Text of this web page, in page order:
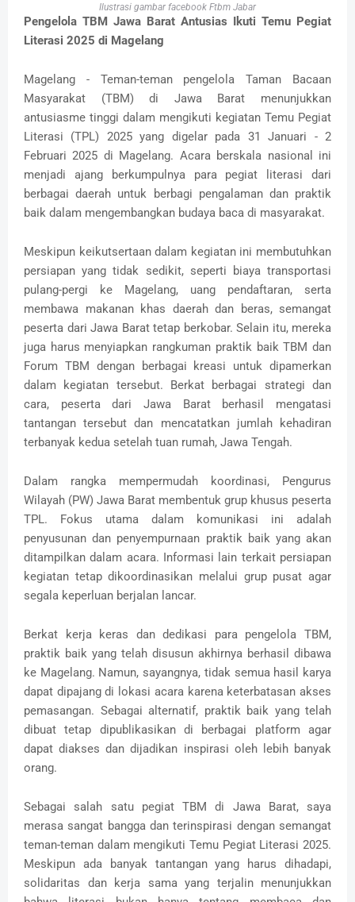
Ilustrasi gambar facebook Ftbm Jabar
Pengelola TBM Jawa Barat Antusias Ikuti Temu Pegiat
Literasi 2025 di Magelang
Magelang - Teman-teman pengelola Taman Bacaan
Masyarakat (TBM) di Jawa Barat menunjukkan
antusiasme tinggi dalam mengikuti kegiatan Temu Pegiat
Literasi (TPL) 2025 yang digelar pada 31 Januari - 2
Februari 2025 di Magelang. Acara berskala nasional ini
menjadi ajang berkumpulnya para pegiat literasi dari
berbagai daerah untuk berbagi pengalaman dan praktik
baik dalam mengembangkan budaya baca di masyarakat.
Meskipun keikutsertaan dalam kegiatan ini membutuhkan
persiapan yang tidak sedikit, seperti biaya transportasi
pulang-pergi ke Magelang, uang pendaftaran, serta
membawa makanan khas daerah dan beras, semangat
peserta dari Jawa Barat tetap berkobar. Selain itu, mereka
juga harus menyiapkan rangkuman praktik baik TBM dan
Forum TBM dengan berbagai kreasi untuk dipamerkan
dalam kegiatan tersebut. Berkat berbagai strategi dan
cara, peserta dari Jawa Barat berhasil mengatasi
tantangan tersebut dan mencatatkan jumlah kehadiran
terbanyak kedua setelah tuan rumah, Jawa Tengah.
Dalam rangka mempermudah koordinasi, Pengurus
Wilayah (PW) Jawa Barat membentuk grup khusus peserta
TPL. Fokus utama dalam komunikasi ini adalah
penyusunan dan penyempurnaan praktik baik yang akan
ditampilkan dalam acara. Informasi lain terkait persiapan
kegiatan tetap dikoordinasikan melalui grup pusat agar
segala keperluan berjalan lancar.
Berkat kerja keras dan dedikasi para pengelola TBM,
praktik baik yang telah disusun akhirnya berhasil dibawa
ke Magelang. Namun, sayangnya, tidak semua hasil karya
dapat dipajang di lokasi acara karena keterbatasan akses
pemasangan. Sebagai alternatif, praktik baik yang telah
dibuat tetap dipublikasikan di berbagai platform agar
dapat diakses dan dijadikan inspirasi oleh lebih banyak
orang.
Sebagai salah satu pegiat TBM di Jawa Barat, saya
merasa sangat bangga dan terinspirasi dengan semangat
teman-teman dalam mengikuti Temu Pegiat Literasi 2025.
Meskipun ada banyak tantangan yang harus dihadapi,
solidaritas dan kerja sama yang terjalin menunjukkan